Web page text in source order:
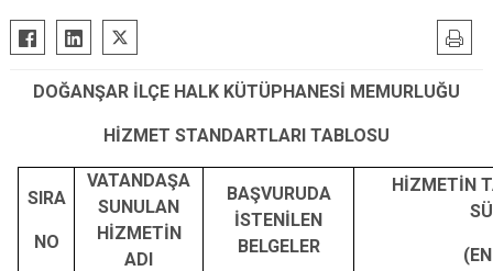
Akıncılar
Altınyayla
Divriği
Gemerek
Gölova
Gürün
Koyulhisar
Şarkışla
Suşehri
Ulaş
Yıldızeli
DOĞANŞAR İLÇE HALK KÜTÜPHANESİ MEMURLUĞU
HİZMET STANDARTLARI TABLOSU
SIRA
NO
VATANDAŞA
SUNULAN
HİZMETİN
ADI
BAŞVURUDA
İSTENİLEN
BELGELER
HİZMETİN